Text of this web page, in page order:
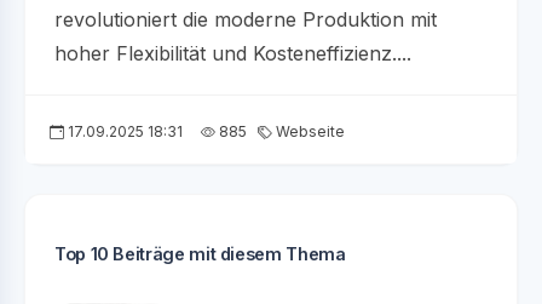
revolutioniert die moderne Produktion mit
hoher Flexibilität und Kosteneffizienz....
17.09.2025 18:31 885 Webseite
Top 10 Beiträge mit diesem Thema